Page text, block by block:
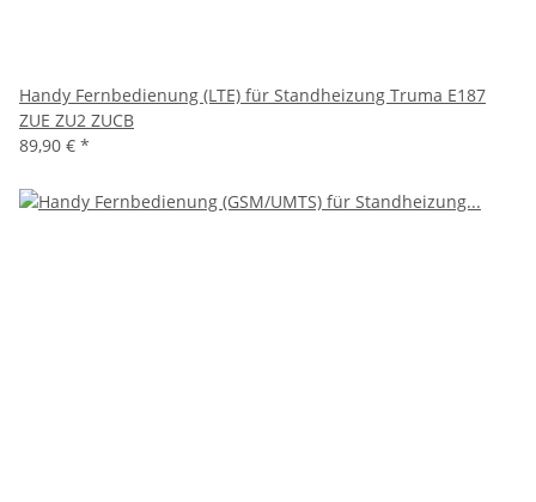
Handy Fernbedienung (LTE) für Standheizung Truma E187
ZUE ZU2 ZUCB
89,90 € *